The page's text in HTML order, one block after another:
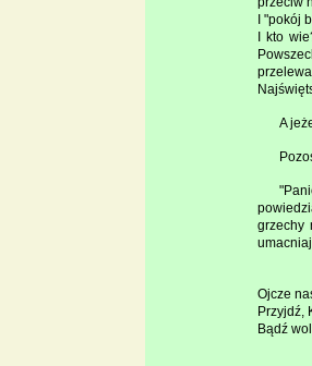
I "pokój
I kto
A
grzechy
Ojcze
Przyjdź,
Bądź